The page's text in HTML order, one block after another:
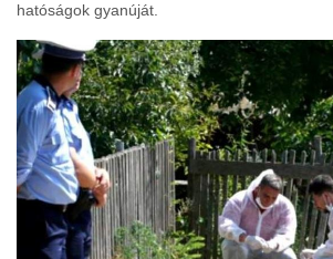
hatóságok gyanúját.